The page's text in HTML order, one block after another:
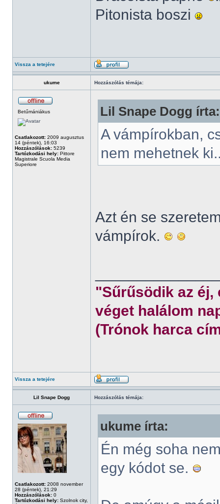
Pitonista boszi
Vissza a tetejére
ukume Hozzászólás témája:
Betűmániákus
Csatlakozott: 2009 augusztus
14 (péntek), 16:03
Hozzászólások: 5239
Tartózkodási hely: Pittore
Magistrale Scuola Media
Superiore
Lil Snape Dogg írta:
A vámpírokban,
nem mehetnek
Azt én se
vámpírok.
"Sűrűsödik az éj,
véget halálom
(Trónok harca
Vissza a tetejére
Lil Snape Dogg Hozzászólás témája:
Csatlakozott: 2008 november
28 (péntek), 21:29
Hozzászólások: 0
Tartózkodási hely: Szolnok city,
ukume írta:
Én még soha
egy kódot se.